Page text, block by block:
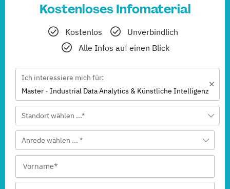
Kostenloses Infomaterial
Kostenlos
Unverbindlich
Alle Infos auf einen Blick
Ich interessiere mich für:
Master - Industrial Data Analytics & Künstliche Intelligenz
Standort wählen ...*
Anrede wählen ... *